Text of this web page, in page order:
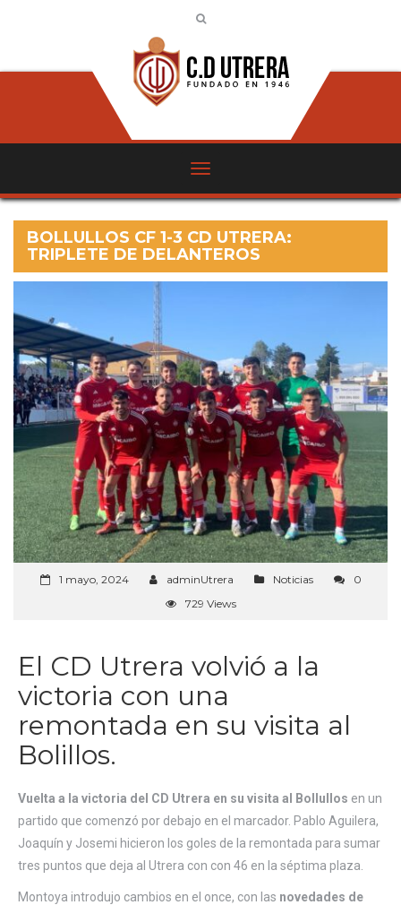
BOLLULLOS CF 1-3 CD UTRERA:
TRIPLETE DE DELANTEROS
1 mayo, 2024 adminUtrera Noticias
0
729 Views
El CD Utrera volvió a la
victoria con una
remontada en su visita al
Bolillos.
Vuelta a la victoria del CD Utrera en su visita al Bollullos en un
partido que comenzó por debajo en el marcador. Pablo Aguilera,
Joaquín y Josemi hicieron los goles de la remontada para sumar
tres puntos que deja al Utrera con con 46 en la séptima plaza.
Montoya introdujo cambios en el once, con las novedades de